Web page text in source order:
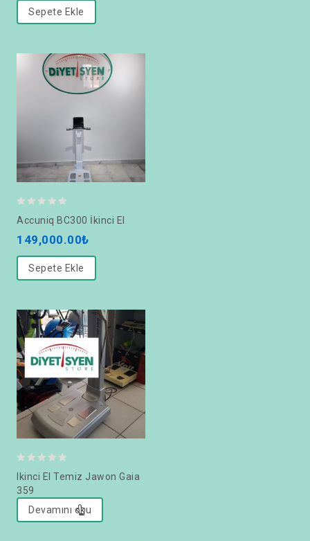
Sepete Ekle
Accuniq BC300 İkinci El
149,000.00₺
Sepete Ekle
out
5
Ikinci El Temiz Jawon Gaia
359
Devamını oku